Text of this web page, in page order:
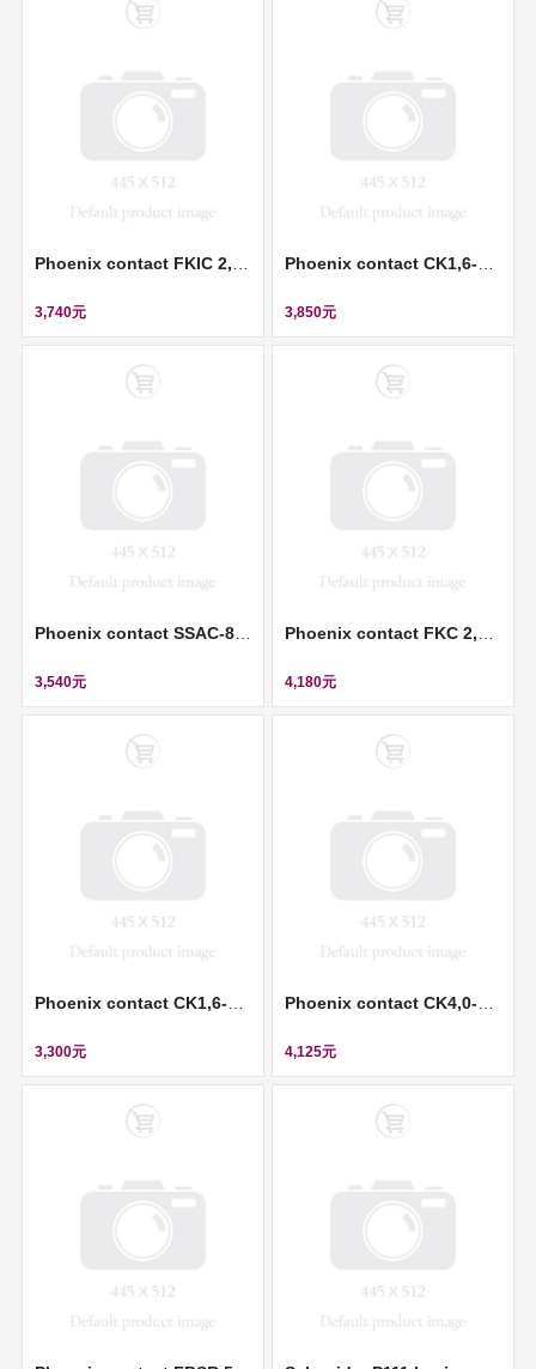
3,740元 3,850元
3,540元 4,180元
3,300元 4,125元